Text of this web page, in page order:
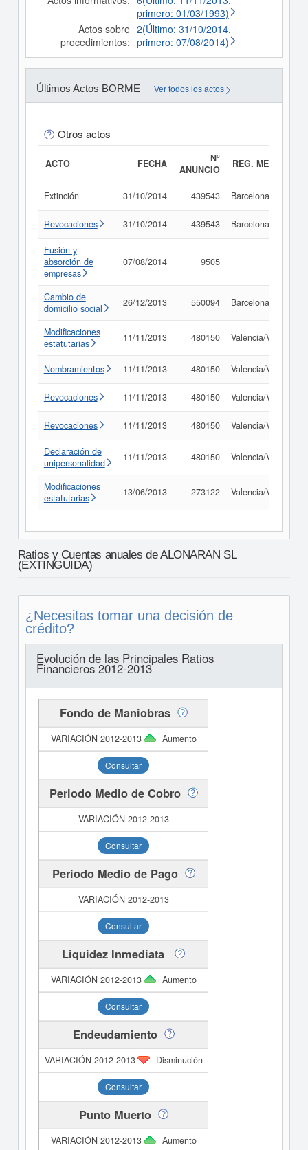
primero: 01/03/1993)
Actos sobre
procedimientos:
2(Último: 31/10/2014,
primero: 07/08/2014)
Últimos Actos BORME Ver todos los actos
Otros actos
ACTO FECHA
Nº
ANUNCIO
REG. MERC.
Extinción 31/10/2014 439543 Barcelona
Revocaciones 31/10/2014 439543 Barcelona
Fusión y
absorción de
empresas
07/08/2014 9505
Cambio de
domicilio social
26/12/2013 550094 Barcelona
Modificaciones
estatutarias
11/11/2013 480150 Valencia/València
Nombramientos 11/11/2013 480150 Valencia/València
Revocaciones 11/11/2013 480150 Valencia/València
Revocaciones 11/11/2013 480150 Valencia/València
Declaración de
unipersonalidad
11/11/2013 480150 Valencia/València
Modificaciones
estatutarias
13/06/2013 273122 Valencia/València
Ratios y Cuentas anuales de ALONARAN SL
(EXTINGUIDA)
¿Necesitas tomar una decisión de
crédito?
Evolución de las Principales Ratios
Financieros 2012-2013
Fondo de Maniobras
Aumento
Consultar
Periodo Medio de Cobro
Consultar
Periodo Medio de Pago
Consultar
Liquidez Inmediata
Aumento
Consultar
Endeudamiento
Disminución
Consultar
Punto Muerto
Aumento